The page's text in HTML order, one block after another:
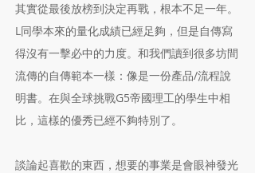
其實從最後放榜到決定再戰，根本不足一年。
L同學本來的量化成績已經足夠，但是自傳寫
得沒有一擊必中的力度。和我們讀到很多坊間
流傳的自傳範本一樣：像是一份產品/流程說
明書。在與全球挑戰G5帝國理工的學生中相
比，這樣的優秀已經不夠特別了。
談論起喜歡的東西，想要的事業是會眼神發光